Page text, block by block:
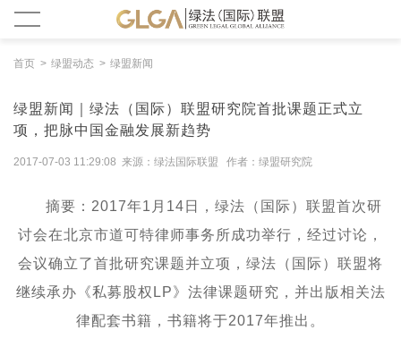
首页 绿盟动态 绿盟新闻
绿盟新闻｜绿法（国际）联盟研究院首批课题正式立
项，把脉中国金融发展新趋势
2017-07-03 11:29:08 来源：绿法国际联盟 作者：绿盟研究院
摘要： 2017年1月14日，绿法（国际）联盟首次研
讨会在北京市道可特律师事务所成功举行，经过讨论，
会议确立了首批研究课题并立项，绿法（国际）联盟将
继续承办《私募股权LP》法律课题研究，并出版相关法
律配套书籍，书籍将于2017年推出。